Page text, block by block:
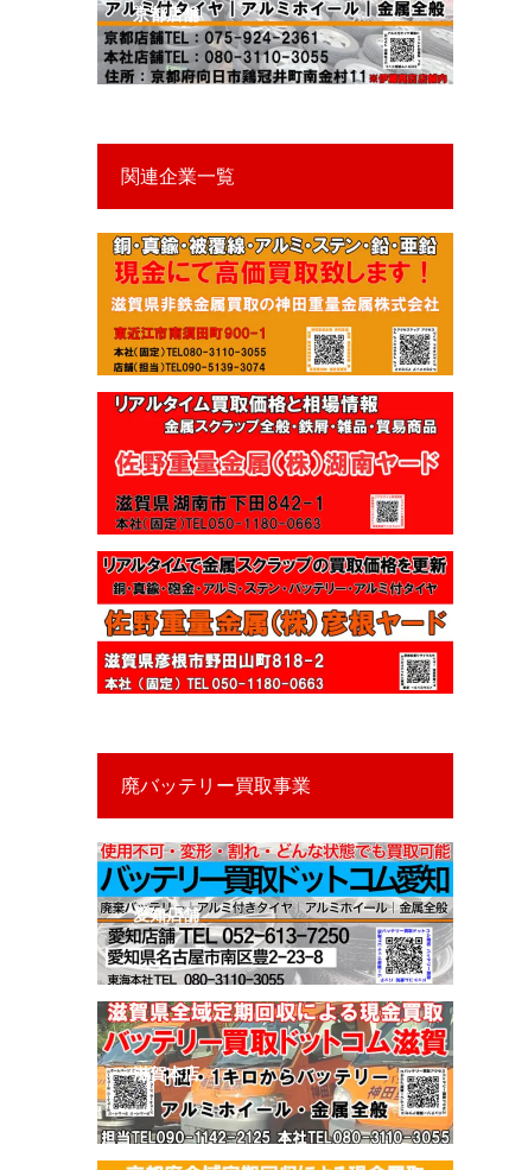
京都店舗
関連企業一覧
廃バッテリー買取事業
愛知店舗
滋賀本店